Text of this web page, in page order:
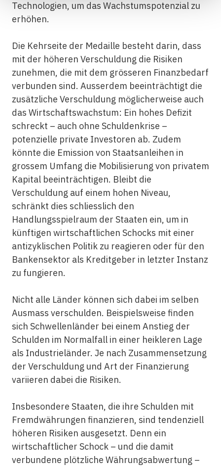
Technologien, um das Wachstumspotenzial zu
erhöhen.
Die Kehrseite der Medaille besteht darin, dass
mit der höheren Verschuldung die Risiken
zunehmen, die mit dem grösseren Finanzbedarf
verbunden sind. Ausserdem beeinträchtigt die
zusätzliche Verschuldung möglicherweise auch
das Wirtschaftswachstum: Ein hohes Defizit
schreckt – auch ohne Schuldenkrise –
potenzielle private Investoren ab. Zudem
könnte die Emission von Staatsanleihen in
grossem Umfang die Mobilisierung von privatem
Kapital beeinträchtigen. Bleibt die
Verschuldung auf einem hohen Niveau,
schränkt dies schliesslich den
Handlungsspielraum der Staaten ein, um in
künftigen wirtschaftlichen Schocks mit einer
antizyklischen Politik zu reagieren oder für den
Bankensektor als Kreditgeber in letzter Instanz
zu fungieren.
Nicht alle Länder können sich dabei im selben
Ausmass verschulden. Beispielsweise finden
sich Schwellenländer bei einem Anstieg der
Schulden im Normalfall in einer heikleren Lage
als Industrieländer. Je nach Zusammensetzung
der Verschuldung und Art der Finanzierung
variieren dabei die Risiken.
Insbesondere Staaten, die ihre Schulden mit
Fremdwährungen finanzieren, sind tendenziell
höheren Risiken ausgesetzt. Denn ein
wirtschaftlicher Schock – und die damit
verbundene plötzliche Währungsabwertung –